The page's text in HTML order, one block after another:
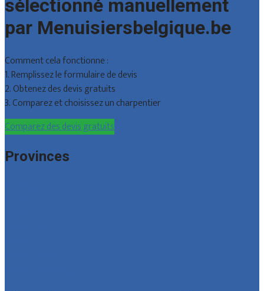
sélectionné manuellement
par Menuisiersbelgique.be
Comment cela fonctionne :
1. Remplissez le formulaire de devis
2. Obtenez des devis gratuits
3. Comparez et choisissez un charpentier
Comparez des devis gratuits
Provinces